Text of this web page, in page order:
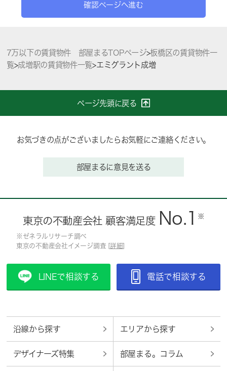
確認ページへ進む
7万以下の賃貸物件 部屋まるTOPページ>板橋区の賃貸物件一
覧>成増駅の賃貸物件一覧>エミグラント成増
ページ先頭に戻る
お気づきの点がございましたらお気軽にご連絡ください。
部屋まるに意見を送る
東京の不動産会社 顧客満足度 No.1 ※
※ゼネラルリサーチ調べ
東京の不動産会社イメージ調査 [ 詳細
LINEで相談する 電話で相談する
沿線から探す エリアから探す
デザイナーズ特集 部屋まる。コラム